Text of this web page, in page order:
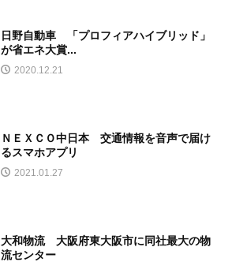
日野自動車 「プロフィアハイブリッド」
が省エネ大賞...
2020.12.21
ＮＥＸＣＯ中日本 交通情報を音声で届け
るスマホアプリ
2021.01.27
大和物流 大阪府東大阪市に同社最大の物
流センター